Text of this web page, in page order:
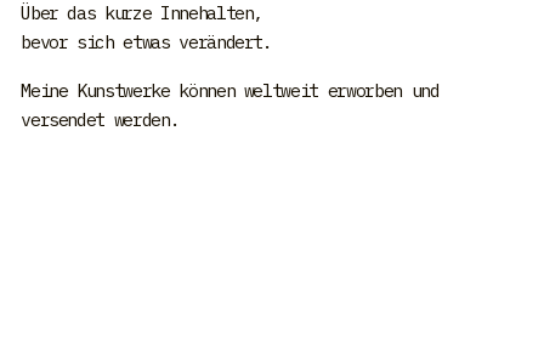
Über das kurze Innehalten,
bevor sich etwas verändert.
Meine Kunstwerke können weltweit erworben und
versendet werden.